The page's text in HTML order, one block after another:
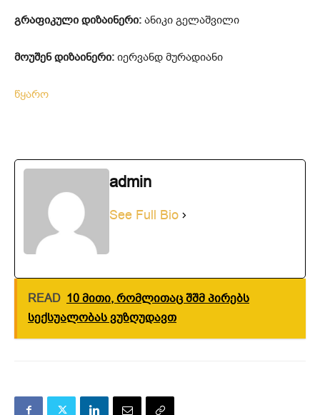
გრაფიკული დიზაინერი: ანიკი გელაშვილი
მოუშენ დიზაინერი: იერვანდ მურადიანი
წყარო
admin
See Full Bio
READ 10 მითი, რომლითაც შშმ პირებს
სექსუალობას ვუზღუდავთ